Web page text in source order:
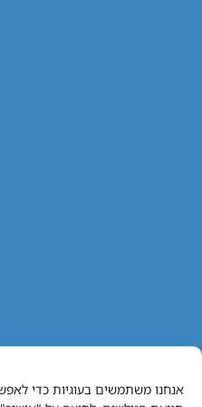
אנחנו משתמשים בעוגיות כדי